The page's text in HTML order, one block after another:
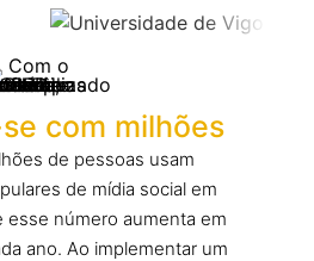
com milhões
de pessoas usam
de mídia social em
esse número aumenta em
ano. Ao implementar um